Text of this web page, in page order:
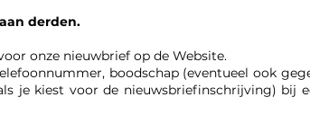
derden.
onze nieuwbrief op de Website.
boodschap (eventueel ook
je kiest voor de nieuwsbriefinschrijving) bij